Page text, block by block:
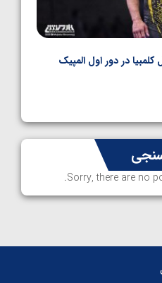
در دور اول المپیک
Sorry, there are no